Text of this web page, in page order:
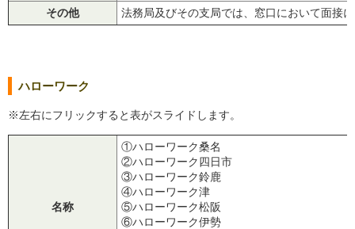
その他 法務局及びその支局では、窓口において面接
ハローワーク
※左右にフリックすると表がスライドします。
名称
①ハローワーク桑名
②ハローワーク四日市
③ハローワーク鈴鹿
④ハローワーク津
⑤ハローワーク松阪
⑥ハローワーク伊勢